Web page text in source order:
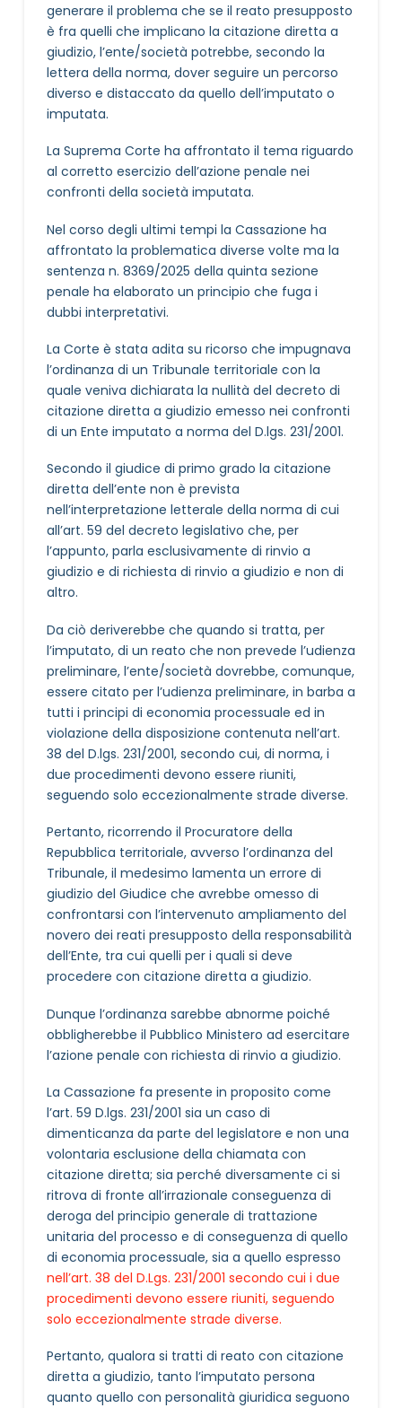
generare il problema che se il reato presupposto
è fra quelli che implicano la citazione diretta a
giudizio, l’ente/società potrebbe, secondo la
lettera della norma, dover seguire un percorso
diverso e distaccato da quello dell’imputato o
imputata.
La Suprema Corte ha affrontato il tema riguardo
al corretto esercizio dell’azione penale nei
confronti della società imputata.
Nel corso degli ultimi tempi la Cassazione ha
affrontato la problematica diverse volte ma la
sentenza n. 8369/2025 della quinta sezione
penale ha elaborato un principio che fuga i
dubbi interpretativi.
La Corte è stata adita su ricorso che impugnava
l’ordinanza di un Tribunale territoriale con la
quale veniva dichiarata la nullità del decreto di
citazione diretta a giudizio emesso nei confronti
di un Ente imputato a norma del D.lgs. 231/2001.
Secondo il giudice di primo grado la citazione
diretta dell’ente non è prevista
nell’interpretazione letterale della norma di cui
all’art. 59 del decreto legislativo che, per
l’appunto, parla esclusivamente di rinvio a
giudizio e di richiesta di rinvio a giudizio e non di
altro.
Da ciò deriverebbe che quando si tratta, per
l’imputato, di un reato che non prevede l’udienza
preliminare, l’ente/società dovrebbe, comunque,
essere citato per l’udienza preliminare, in barba a
tutti i principi di economia processuale ed in
violazione della disposizione contenuta nell’art.
38 del D.lgs. 231/2001, secondo cui, di norma, i
due procedimenti devono essere riuniti,
seguendo solo eccezionalmente strade diverse.
Pertanto, ricorrendo il Procuratore della
Repubblica territoriale, avverso l’ordinanza del
Tribunale, il medesimo lamenta un errore di
giudizio del Giudice che avrebbe omesso di
confrontarsi con l’intervenuto ampliamento del
novero dei reati presupposto della responsabilità
dell’Ente, tra cui quelli per i quali si deve
procedere con citazione diretta a giudizio.
Dunque l’ordinanza sarebbe abnorme poiché
obbligherebbe il Pubblico Ministero ad esercitare
l’azione penale con richiesta di rinvio a giudizio.
La Cassazione fa presente in proposito come
l’art. 59 D.lgs. 231/2001 sia un caso di
dimenticanza da parte del legislatore e non una
volontaria esclusione della chiamata con
citazione diretta; sia perché diversamente ci si
ritrova di fronte all’irrazionale conseguenza di
deroga del principio generale di trattazione
unitaria del processo e di conseguenza di quello
di economia processuale, sia a quello espresso
nell’art. 38 del D.Lgs. 231/2001 secondo cui i due
procedimenti devono essere riuniti, seguendo
solo eccezionalmente strade diverse.
Pertanto, qualora si tratti di reato con citazione
diretta a giudizio, tanto l’imputato persona
quanto quello con personalità giuridica seguono